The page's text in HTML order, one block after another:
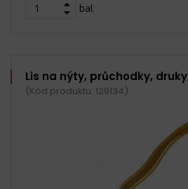
bal.
Lis na nýty, průchodky,
(Kód produktu: 129134)